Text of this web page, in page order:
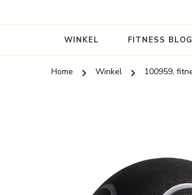
WINKEL FITNESS BLOG
Home Winkel 100959,